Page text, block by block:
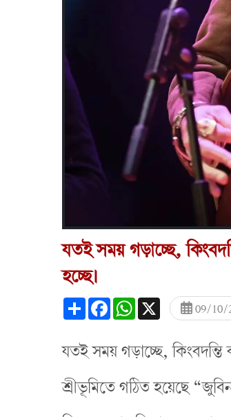
যতই সময় গড়াচ্ছে,
হচ্ছে।
Share FacebookWhatsApp 09/10/
যতই সময় গড়াচ্ছে, কিংবদন্তি
শ্রীভূমিতে গঠিত হয়েছে